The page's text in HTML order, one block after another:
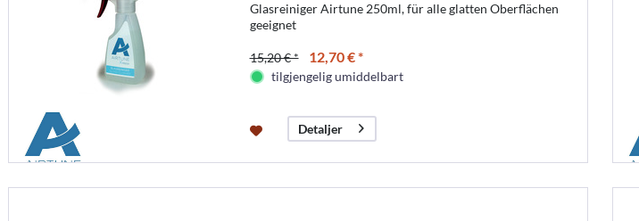
Glasreiniger Airtune 250ml, für alle glatten Oberflächen
geeignet
15,20 € * 12,70 € *
tilgjengelig umiddelbart
Detaljer